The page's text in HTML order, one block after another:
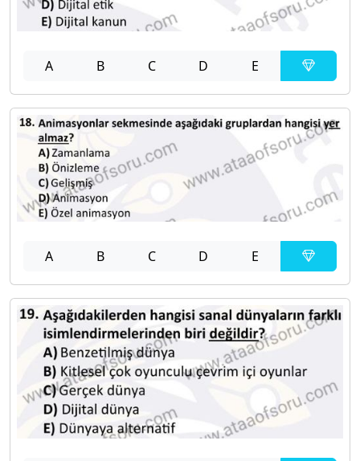
A B C D E
A B C D E